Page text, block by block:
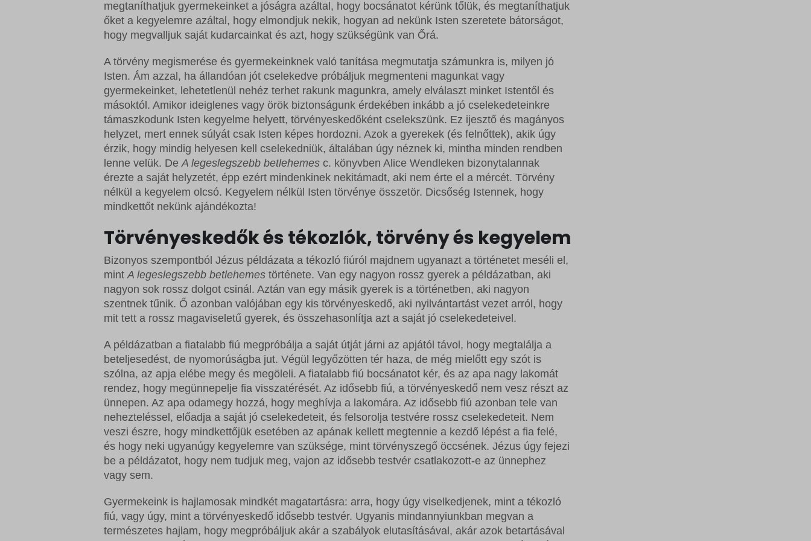
megtaníthatjuk gyermekeinket a jóságra azáltal, hogy bocsánatot kérünk tőlük, és megtaníthatjuk
őket a kegyelemre azáltal, hogy elmondjuk nekik, hogyan ad nekünk Isten szeretete bátorságot,
hogy megvalljuk saját kudarcainkat és azt, hogy szükségünk van Őrá.
A törvény megismerése és gyermekeinknek való tanítása megmutatja számunkra is, milyen jó
Isten. Ám azzal, ha állandóan jót cselekedve próbáljuk megmenteni magunkat vagy
gyermekeinket, lehetetlenül nehéz terhet rakunk magunkra, amely elválaszt minket Istentől és
másoktól. Amikor ideiglenes vagy örök biztonságunk érdekében inkább a jó cselekedeteinkre
támaszkodunk Isten kegyelme helyett, törvényeskedőként cselekszünk. Ez ijesztő és magányos
helyzet, mert ennek súlyát csak Isten képes hordozni. Azok a gyerekek (és felnőttek), akik úgy
érzik, hogy mindig helyesen kell cselekedniük, általában úgy néznek ki, mintha minden rendben
lenne velük. DeA legeslegszebb betlehemes c. könyvben Alice Wendleken bizonytalannak
érezte a saját helyzetét, épp ezért mindenkinek nekitámadt, aki nem érte el a mércét. Törvény
nélkül a kegyelem olcsó. Kegyelem nélkül Isten törvénye összetör. Dicsőség Istennek, hogy
mindkettőt nekünk ajándékozta!
Törvényeskedők és tékozlók, törvény és kegyelem
Bizonyos szempontból Jézus példázata a tékozló fiúról majdnem ugyanazt a történetet meséli el,
mintA legeslegszebb betlehemes története. Van egy nagyon rossz gyerek a példázatban, aki
nagyon sok rossz dolgot csinál. Aztán van egy másik gyerek is a történetben, aki nagyon
szentnek tűnik. Ő azonban valójában egy kis törvényeskedő, aki nyilvántartást vezet arról, hogy
mit tett a rossz magaviseletű gyerek, és összehasonlítja azt a saját jó cselekedeteivel.
A példázatban a fiatalabb fiú megpróbálja a saját útját járni az apjától távol, hogy megtalálja a
beteljesedést, de nyomorúságba jut. Végül legyőzötten tér haza, de még mielőtt egy szót is
szólna, az apja elébe megy és megöleli. A fiatalabb fiú bocsánatot kér, és az apa nagy lakomát
rendez, hogy megünnepelje fia visszatérését. Az idősebb fiú, a törvényeskedő nem vesz részt az
ünnepen. Az apa odamegy hozzá, hogy meghívja a lakomára. Az idősebb fiú azonban tele van
nehezteléssel, előadja a saját jó cselekedeteit, és felsorolja testvére rossz cselekedeteit. Nem
veszi észre, hogy mindkettőjük esetében az apának kellett megtennie a kezdő lépést a fia felé,
és hogy neki ugyanúgy kegyelemre van szüksége, mint törvényszegő öccsének. Jézus úgy fejezi
be a példázatot, hogy nem tudjuk meg, vajon az idősebb testvér csatlakozott-e az ünnephez
vagy sem.
Gyermekeink is hajlamosak mindkét magatartásra: arra, hogy úgy viselkedjenek, mint a tékozló
fiú, vagy úgy, mint a törvényeskedő idősebb testvér. Ugyanis mindannyiunkban megvan a
természetes hajlam, hogy megpróbáljuk akár a szabályok elutasításával, akár azok betartásával
wordpress_logged_in_*
wordpress_test_cookie
wp_woocommerce_session_*
wp-settings-*
wp-settings-time-*
sbjs_current
sbjs_current_add
sbjs_first_add
sbjs_migrations
sbjs_session
sbjs_udata
tk_ai
MicrosoftApplicationsTelemetryDeviceId
MicrosoftApplicationsTelemetryFirstLaunchTime
ssm_au_c
wp-*